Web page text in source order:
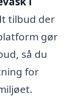
tilbud der
gør
så du
for